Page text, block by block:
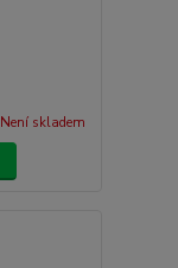
Není skladem